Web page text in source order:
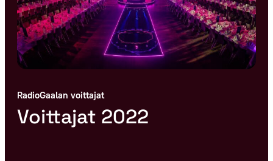
RadioGaalan voittajat
Voittajat 2022